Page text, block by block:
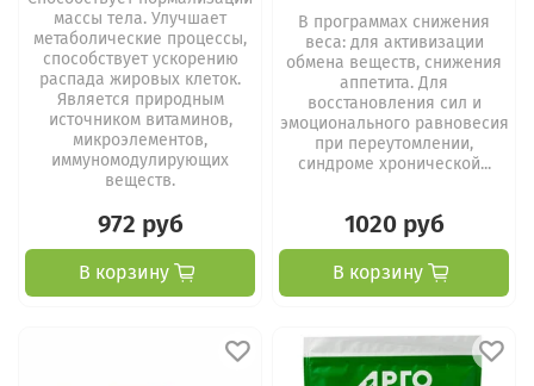
массы тела. Улучшает
метаболические процессы,
способствует ускорению
распада жировых клеток.
Является природным
источником витаминов,
микроэлементов,
иммуномодулирующих
веществ.
972 руб
В корзину
В программах снижения
веса: для активизации
обмена веществ, снижения
аппетита. Для
восстановления сил и
эмоционального равновесия
при переутомлении,
синдроме хронической...
1020 руб
В корзину